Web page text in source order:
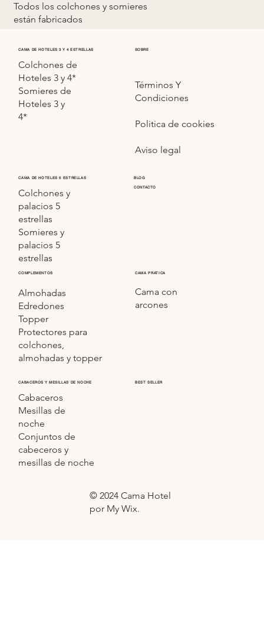
Todos los colchones y somieres
están fabricados
CAMA DE HOTELES 3 Y 4 ESTRELLAS
Colchones de
Hoteles 3 y 4*
Somieres de
Hoteles 3 y
4*
CAMA DE HOTELES 5 ESTRELLAS
Colchones y
palacios 5
estrellas
Somieres y
palacios 5
estrellas
COMPLEMENTOS
Almohadas
Edredones
Topper
Protectores para
colchones,
almohadas y topper
CABACEROS Y MESILLAS DE NOCHE
Cabaceros
Mesillas de
noche
Conjuntos de
cabeceros y
mesillas de noche
CAMA PRATICA
Cama con
arcones
BEST SELLER
BLOG
CONTACTO
SOBRE
Términos Y
Condiciones
Politica de cookies
Aviso legal
© 2024 Cama Hotel
por My Wix.